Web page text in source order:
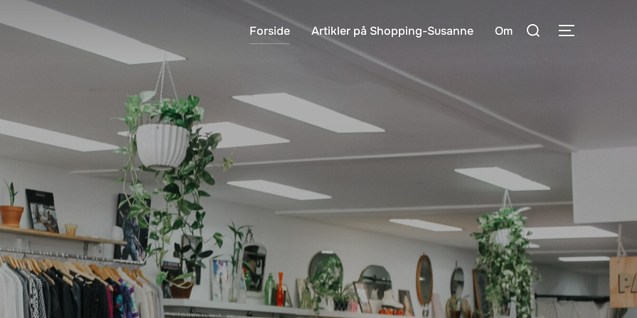
Forside Artikler på Shopping-Susanne Om
Søg
SLÅ